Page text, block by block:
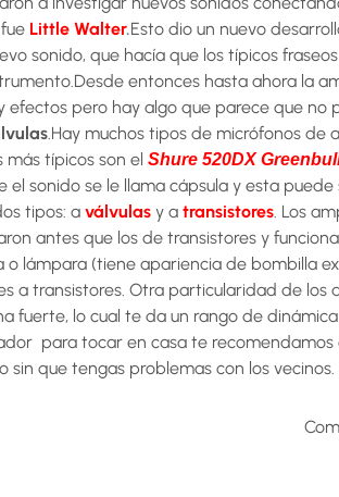
Little Walter.Esto dio un nuevo
sonido, que hacía que los típicos
entonces hasta ahora la
efectos pero hay algo que parece que no
.Hay muchos tipos de micrófonos de
típicos son el Shure 520DX
el sonido se le llama cápsula y esta puede
tipos: a válvulas y a transistores. Los
antes que los de transistores y
o lámpara (tiene apariencia de bombilla
a transistores. Otra particularidad de los
fuerte, lo cual te da un rango de
para tocar en casa te
sin que tengas problemas con los vecinos.